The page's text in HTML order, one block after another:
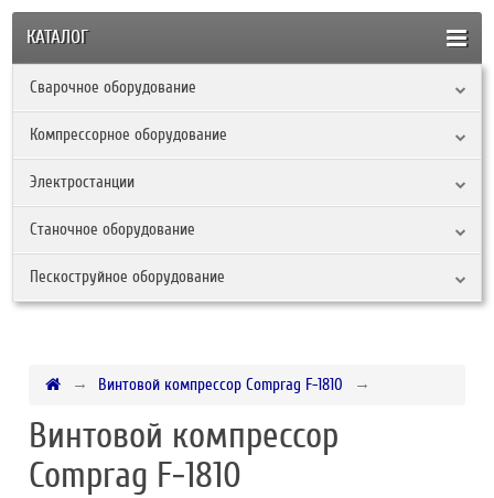
КАТАЛОГ
Сварочное оборудование
Компрессорное оборудование
Электростанции
Станочное оборудование
Пескоструйное оборудование
Винтовой компрессор Comprag F-1810
Винтовой компрессор
Comprag F-1810